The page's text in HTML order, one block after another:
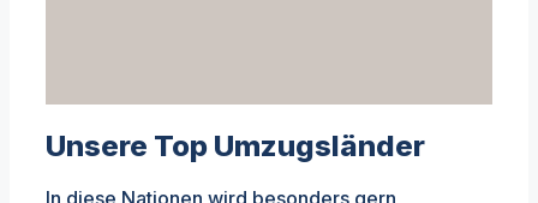
Unsere Top Umzugsländer